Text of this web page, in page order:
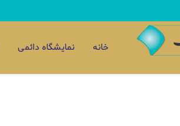
خانه نمایشگاه دائمی